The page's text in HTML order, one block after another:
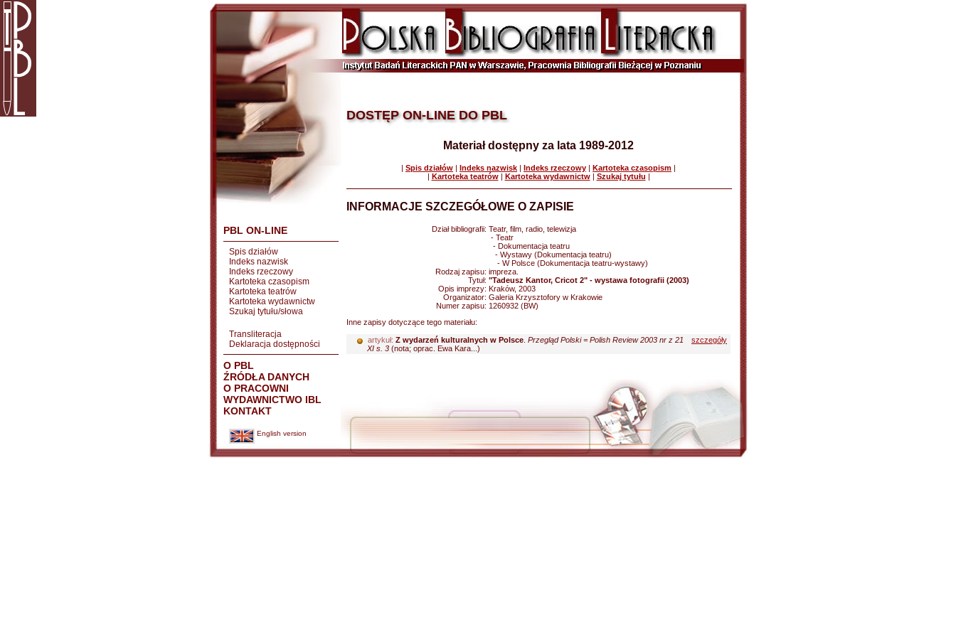
PBL ON-LINE
Spis działów
Indeks nazwisk
Indeks rzeczowy
Kartoteka czasopism
Kartoteka teatrów
Kartoteka wydawnictw
Szukaj tytułu/słowa
Transliteracja
Deklaracja dostępności
O PBL
ŹRÓDŁA DANYCH
O PRACOWNI
WYDAWNICTWO IBL
KONTAKT
English version
DOSTĘP ON-LINE DO PBL
Materiał dostępny za lata 1989-2012
| Spis działów | Indeks nazwisk | Indeks rzeczowy | Kartoteka czasopism |
| Kartoteka teatrów| Kartoteka wydawnictw| Szukaj tytułu |
INFORMACJE SZCZEGÓŁOWE O ZAPISIE
Dział bibliografii: Teatr, film, radio, telewizja
- Teatr
- Dokumentacja teatru
- Wystawy (Dokumentacja teatru)
- W Polsce (Dokumentacja teatru-wystawy)
Rodzaj zapisu: impreza.
Tytuł: "Tadeusz Kantor, Cricot 2" - wystawa fotografii (2003)
Opis imprezy: Kraków, 2003
Organizator: Galeria Krzysztofory w Krakowie
Numer zapisu: 1260932 (BW)
Inne zapisy dotyczące tego materiału:
artykuł: Z wydarzeń kulturalnych w Polsce Przegląd Polski = Polish Review 2003 nr z 21
XI s. 3 (nota; oprac. Ewa Kara...)
szczegóły